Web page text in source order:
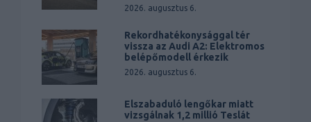
2026. augusztus 6.
Rekordhatékonysággal tér
vissza az Audi A2: Elektromos
belépőmodell érkezik
2026. augusztus 6.
Elszabaduló lengőkar miatt
vizsgálnak 1,2 millió Teslát